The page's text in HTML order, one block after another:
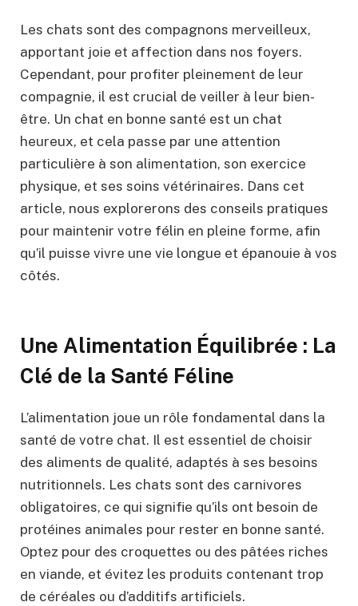
Les chats sont des compagnons merveilleux,
apportant joie et affection dans nos foyers.
Cependant, pour profiter pleinement de leur
compagnie, il est crucial de veiller à leur bien-
être. Un chat en bonne santé est un chat
heureux, et cela passe par une attention
particulière à son alimentation, son exercice
physique, et ses soins vétérinaires. Dans cet
article, nous explorerons des conseils pratiques
pour maintenir votre félin en pleine forme, afin
qu’il puisse vivre une vie longue et épanouie à vos
côtés.
Une Alimentation Équilibrée : La
Clé de la Santé Féline
L’alimentation joue un rôle fondamental dans la
santé de votre chat. Il est essentiel de choisir
des aliments de qualité, adaptés à ses besoins
nutritionnels. Les chats sont des carnivores
obligatoires, ce qui signifie qu’ils ont besoin de
protéines animales pour rester en bonne santé.
Optez pour des croquettes ou des pâtées riches
en viande, et évitez les produits contenant trop
de céréales ou d’additifs artificiels.